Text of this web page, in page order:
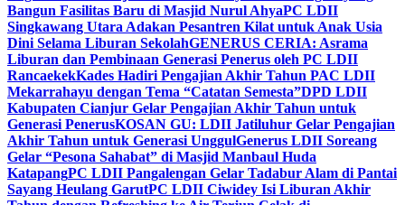
Bangun Fasilitas Baru di Masjid Nurul AhyaPC LDII
Singkawang Utara Adakan Pesantren Kilat untuk Anak Usia
Dini Selama Liburan SekolahGENERUS CERIA: Asrama
Liburan dan Pembinaan Generasi Penerus oleh PC LDII
RancaekekKades Hadiri Pengajian Akhir Tahun PAC LDII
Mekarrahayu dengan Tema “Catatan Semesta”DPD LDII
Kabupaten Cianjur Gelar Pengajian Akhir Tahun untuk
Generasi PenerusKOSAN GU: LDII Jatiluhur Gelar Pengajian
Akhir Tahun untuk Generasi UnggulGenerus LDII Soreang
Gelar “Pesona Sahabat” di Masjid Manbaul Huda
KatapangPC LDII Pangalengan Gelar Tadabur Alam di Pantai
Sayang Heulang GarutPC LDII Ciwidey Isi Liburan Akhir